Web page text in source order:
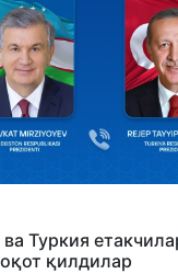
Туркия
қилдилар